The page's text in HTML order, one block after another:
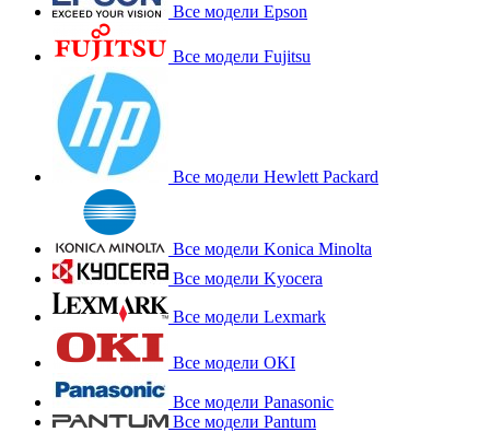
Все модели Epson
Все модели Fujitsu
Все модели Hewlett Packard
Все модели Konica Minolta
Все модели Kyocera
Все модели Lexmark
Все модели OKI
Все модели Panasonic
Все модели Pantum